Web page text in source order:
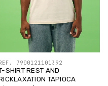
SHIRT REST AND
TAPIOCA
REF. 7900121101392